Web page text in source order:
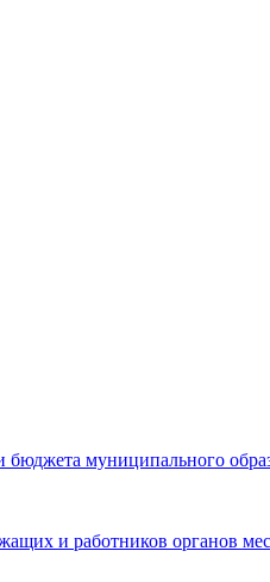
муниципального
и работников органов